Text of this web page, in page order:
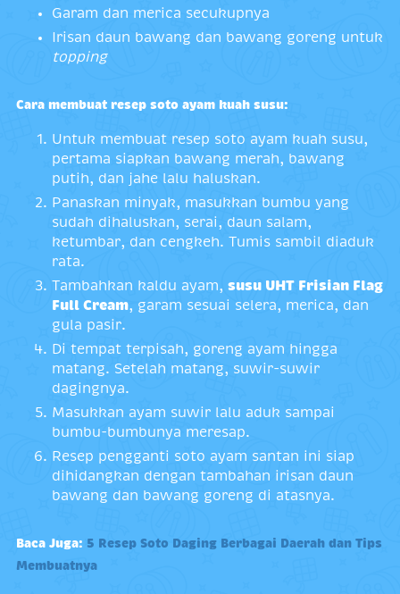
Garam dan merica secukupnya
Irisan daun bawang dan bawang goreng untuk
topping
Cara membuat resep soto ayam kuah susu:
Untuk membuat resep soto ayam kuah susu,
pertama siapkan bawang merah, bawang
putih, dan jahe lalu haluskan.
Panaskan minyak, masukkan bumbu yang
sudah dihaluskan, serai, daun salam,
ketumbar, dan cengkeh. Tumis sambil diaduk
rata.
Tambahkan kaldu ayam, susu UHT Frisian Flag
Full Cream, garam sesuai selera, merica, dan
gula pasir.
Di tempat terpisah, goreng ayam hingga
matang. Setelah matang, suwir-suwir
dagingnya.
Masukkan ayam suwir lalu aduk sampai
bumbu-bumbunya meresap.
Resep pengganti soto ayam santan ini siap
dihidangkan dengan tambahan irisan daun
bawang dan bawang goreng di atasnya.
Baca Juga: 5 Resep Soto Daging Berbagai Daerah dan Tips
Membuatnya